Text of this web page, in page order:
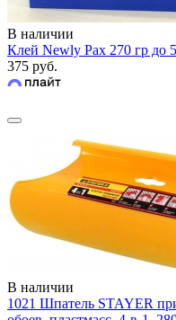
В наличии
Клей Newly Pax 270 гр до
375 руб.
В наличии
1021 Шпатель STAYER